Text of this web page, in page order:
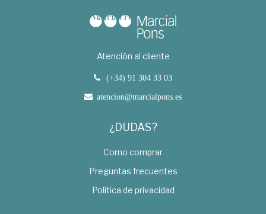
Atención al cliente
(+34) 91 304 33 03
atencion@marcialpons.es
¿DUDAS?
Como comprar
Preguntas frecuentes
Política de privacidad